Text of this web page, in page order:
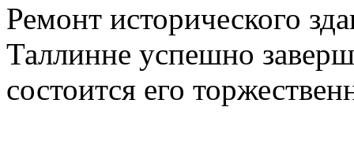
Ремонт исторического
Таллинне успешно
состоится его